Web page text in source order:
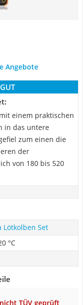
Angebote
GUT
einem praktischen
in das untere
zum einen die
der
von 180 bis 520
Lötkolben Set
°C
nicht TÜV geprüft